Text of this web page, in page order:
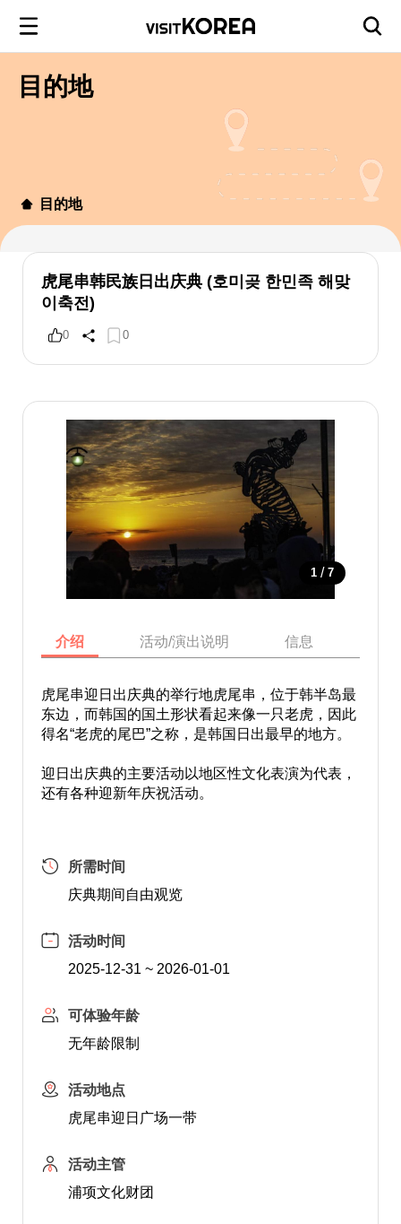
目的地
目的地
虎尾串韩民族日出庆典 (호미곶 한민족 해맞
이축전)
0 0
1 / 7
介绍 活动/演出说明 信息
虎尾串迎日出庆典的举行地虎尾串，位于韩半岛最
东边，而韩国的国土形状看起来像一只老虎，因此
得名“老虎的尾巴”之称，是韩国日出最早的地方。
迎日出庆典的主要活动以地区性文化表演为代表，
还有各种迎新年庆祝活动。
所需时间
庆典期间自由观览
活动时间
2025-12-31 ~ 2026-01-01
可体验年龄
无年龄限制
活动地点
虎尾串迎日广场一带
活动主管
浦项文化财团